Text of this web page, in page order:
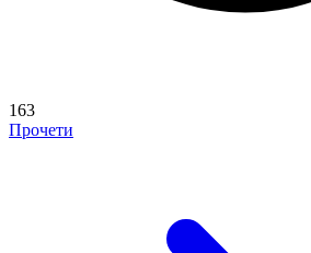
163
Прочети